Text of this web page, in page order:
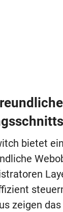
bietet
zeigen